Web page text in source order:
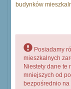
budynków
Posiadamy
mieszkalnych
Niestety dane te
mniejszych od
bezpośrednio